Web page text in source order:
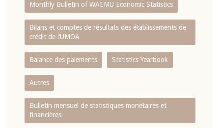
Monthly Bulletin of WAEMU Economic Statistics
Bilans et comptes de résultats des établissements de
crédit de l‘UMOA
Balance des paiements Statistics Yearbook
Autres
Bulletin mensuel de statistiques monétaires et
financières